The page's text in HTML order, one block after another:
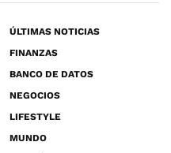
ÚLTIMAS NOTICIAS
FINANZAS
BANCO DE DATOS
NEGOCIOS
LIFESTYLE
MUNDO